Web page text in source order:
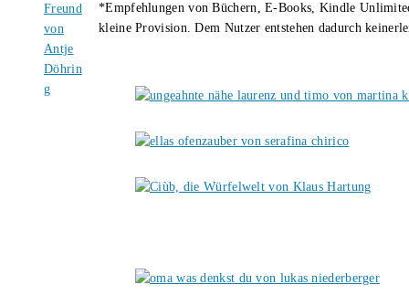
*Empfehlungen von Büchern, E-Books, Kindle
kleine Provision. Dem Nutzer entstehen dadurch